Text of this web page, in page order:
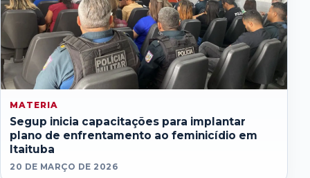
MATERIA
Segup inicia capacitações para implantar
plano de enfrentamento ao feminicídio em
Itaituba
20 DE MARÇO DE 2026